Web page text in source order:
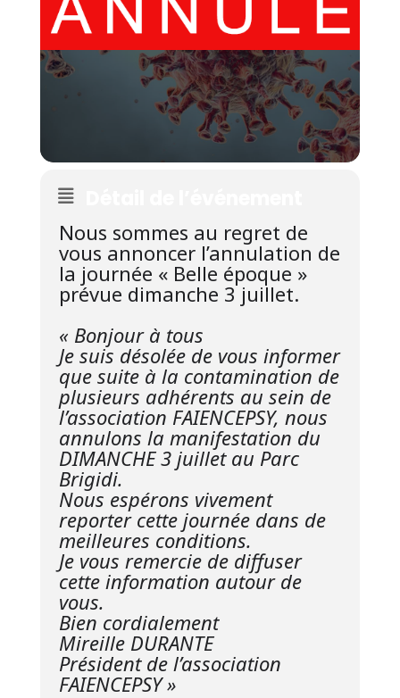
Nous sommes au regret de
vous annoncer l’annulation de
la journée « Belle époque »
prévue dimanche 3 juillet.
« Bonjour à tous
Je suis désolée de vous informer
que suite à la contamination de
plusieurs adhérents au sein de
l’association FAIENCEPSY, nous
annulons la manifestation du
DIMANCHE 3 juillet au Parc
Brigidi.
Nous espérons vivement
reporter cette journée dans de
meilleures conditions.
Je vous remercie de diffuser
cette information autour de
vous.
Bien cordialement
Mireille DURANTE
Président de l’association
FAIENCEPSY »